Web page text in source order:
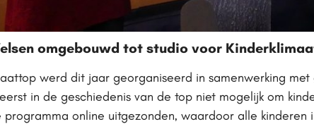
omgebouwd tot studio voor
werd dit jaar georganiseerd in samenwerking
in de geschiedenis van de top niet mogelijk om
online uitgezonden, waardoor alle kinderen